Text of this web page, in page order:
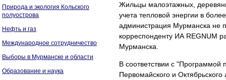
Природа и экология Кольского
полуострова
Нефть и газ
Международное сотрудничество
Выборы в Мурманске и области
Образование и наука
Жильцы малоэтажных,
учета тепловой энергии в
администрация Мурманска не
корреспонденту ИА REGNUM
Мурманска.
В соответствии с "Программой
Первомайского и